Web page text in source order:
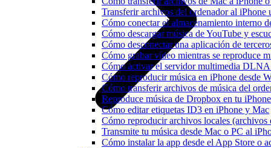
Transferir archivos del ordenador al
Cómo conectar el almacenamiento interno
Cómo descargar música de YouTube y
Cómo desconectar una aplicación de
Cómo grabar vídeo mientras se reproduce
Cómo activar el servidor multimedia
Cómo reproducir música en iPhone desde
Cómo transferir archivos de música del
Reproduce música de Dropbox en tu
Cómo editar etiquetas ID3 en iPhone y Mac
Cómo reproducir archivos locales (archivos
Transmite tu música desde Mac o PC al
Cómo instalar la app desde el App Store o